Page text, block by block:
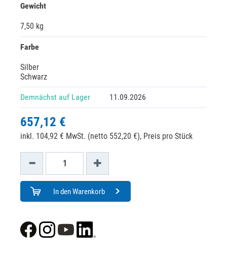
Gewicht
7,50 kg
Farbe
Silber
Schwarz
Demnächst auf Lager 11.09.2026
657,12 €
inkl. 104,92 € MwSt. (netto 552,20 €), Preis pro Stück
In den Warenkorb